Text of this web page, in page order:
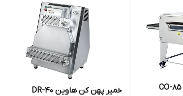
خمیر پهن کن هاوین DR-40